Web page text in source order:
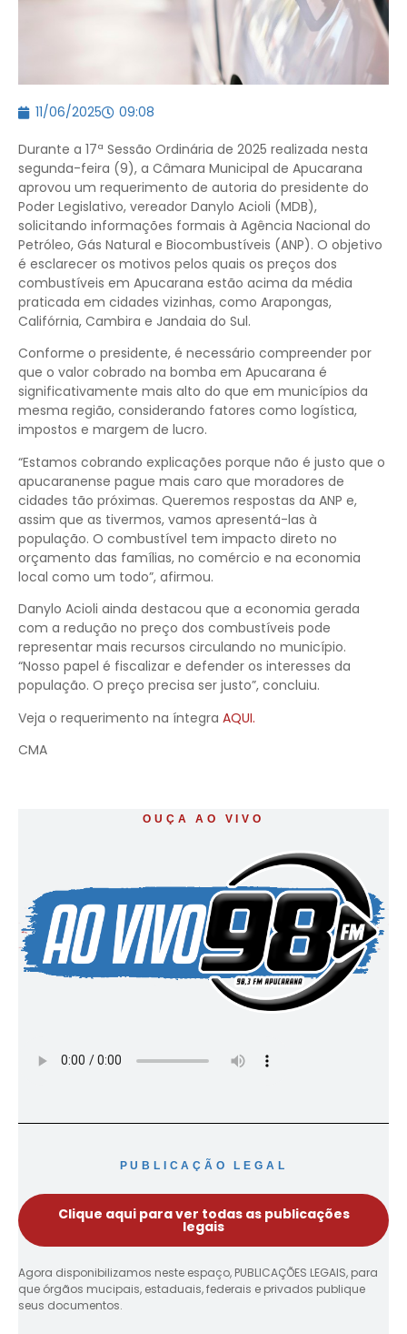
11/06/2025 09:08
Durante a 17ª Sessão Ordinária de 2025 realizada nesta
segunda-feira (9), a Câmara Municipal de Apucarana
aprovou um requerimento de autoria do presidente do
Poder Legislativo, vereador Danylo Acioli (MDB),
solicitando informações formais à Agência Nacional do
Petróleo, Gás Natural e Biocombustíveis (ANP). O objetivo
é esclarecer os motivos pelos quais os preços dos
combustíveis em Apucarana estão acima da média
praticada em cidades vizinhas, como Arapongas,
Califórnia, Cambira e Jandaia do Sul.
Conforme o presidente, é necessário compreender por
que o valor cobrado na bomba em Apucarana é
significativamente mais alto do que em municípios da
mesma região, considerando fatores como logística,
impostos e margem de lucro.
“Estamos cobrando explicações porque não é justo que o
apucaranense pague mais caro que moradores de
cidades tão próximas. Queremos respostas da ANP e,
assim que as tivermos, vamos apresentá-las à
população. O combustível tem impacto direto no
orçamento das famílias, no comércio e na economia
local como um todo”, afirmou.
Danylo Acioli ainda destacou que a economia gerada
com a redução no preço dos combustíveis pode
representar mais recursos circulando no município.
“Nosso papel é fiscalizar e defender os interesses da
população. O preço precisa ser justo”, concluiu.
Veja o requerimento na íntegra AQUI.
CMA
OUÇA AO VIVO
PUBLICAÇÃO LEGAL
Clique aqui para ver todas as publicações
legais
Agora disponibilizamos neste espaço, PUBLICAÇÕES LEGAIS, para
que órgãos mucipais, estaduais, federais e privados publique
seus documentos.